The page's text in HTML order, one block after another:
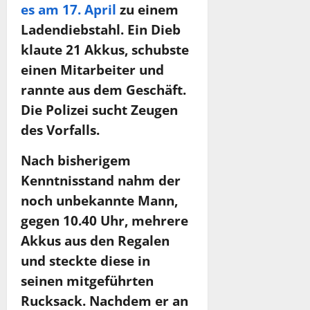
es am 17. April zu einem
Ladendiebstahl. Ein Dieb
klaute 21 Akkus, schubste
einen Mitarbeiter und
rannte aus dem Geschäft.
Die Polizei sucht Zeugen
des Vorfalls.
Nach bisherigem
Kenntnisstand nahm der
noch unbekannte Mann,
gegen 10.40 Uhr, mehrere
Akkus aus den Regalen
und steckte diese in
seinen mitgeführten
Rucksack. Nachdem er an